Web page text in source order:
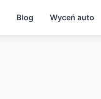
Blog Wyceń auto